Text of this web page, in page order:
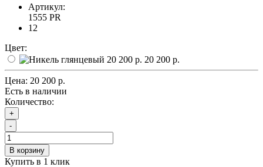
Артикул:
1555 PR
12
Цвет:
20 200 р.
Цена: 20 200 р.
Есть в наличии
Количество:
+
-
В корзину
Купить в 1 клик